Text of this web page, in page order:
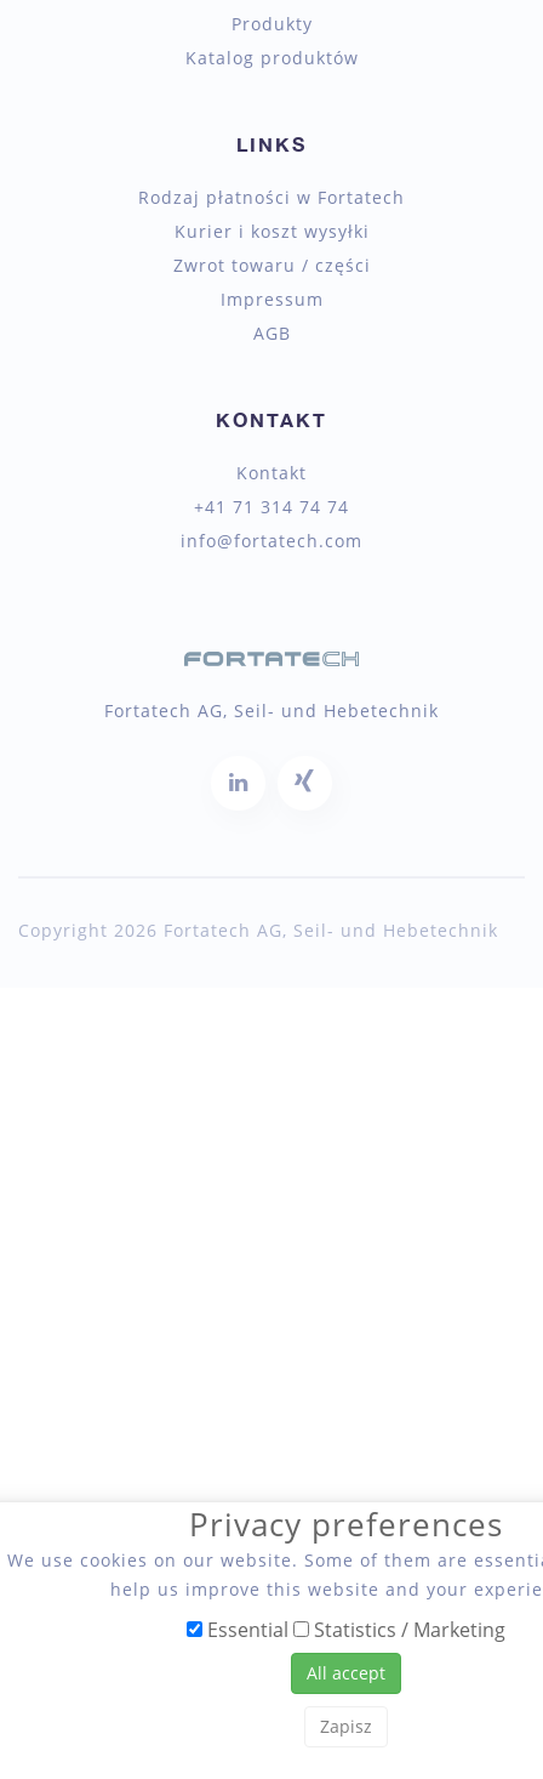
Produkty
Katalog produktów
LINKS
Rodzaj płatności w Fortatech
Kurier i koszt wysyłki
Zwrot towaru / części
Impressum
AGB
KONTAKT
Kontakt
+41 71 314 74 74
info@fortatech.com
Fortatech AG, Seil- und Hebetechnik
Copyright 2026 Fortatech AG, Seil- und Hebetechnik
Privacy preferences
We use cookies on our website. Some of them are
help us improve this website and your
Essential Statistics / Marketing
All accept
Zapisz